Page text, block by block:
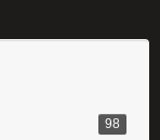
98